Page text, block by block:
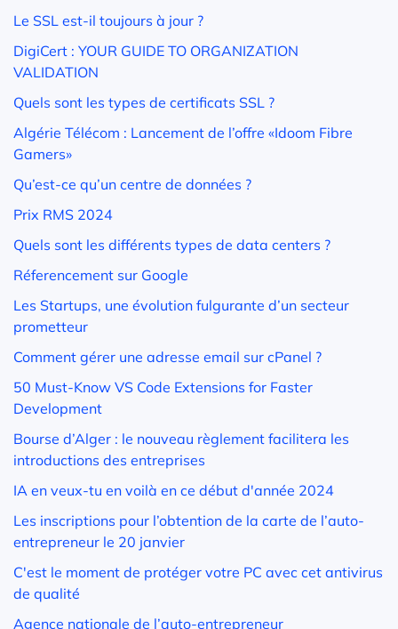
Le SSL est-il toujours à jour ?
DigiCert : YOUR GUIDE TO ORGANIZATION
VALIDATION
Quels sont les types de certificats SSL ?
Algérie Télécom : Lancement de l’offre «Idoom Fibre
Gamers»
Qu’est-ce qu’un centre de données ?
Prix RMS 2024
Quels sont les différents types de data centers ?
Réferencement sur Google
Les Startups, une évolution fulgurante d’un secteur
prometteur
Comment gérer une adresse email sur cPanel ?
50 Must-Know VS Code Extensions for Faster
Development
Bourse d’Alger : le nouveau règlement facilitera les
introductions des entreprises
IA en veux-tu en voilà en ce début d'année 2024
Les inscriptions pour l’obtention de la carte de l’auto-
entrepreneur le 20 janvier
C'est le moment de protéger votre PC avec cet antivirus
de qualité
Agence nationale de l’auto-entrepreneur